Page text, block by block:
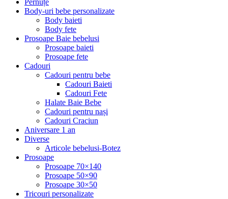
Pernuțe
Body-uri bebe personalizate
Body baieti
Body fete
Prosoape Baie bebelusi
Prosoape baieti
Prosoape fete
Cadouri
Cadouri pentru bebe
Cadouri Baieti
Cadouri Fete
Halate Baie Bebe
Cadouri pentru nași
Cadouri Craciun
Aniversare 1 an
Diverse
Articole bebelusi-Botez
Prosoape
Prosoape 70×140
Prosoape 50×90
Prosoape 30×50
Tricouri personalizate